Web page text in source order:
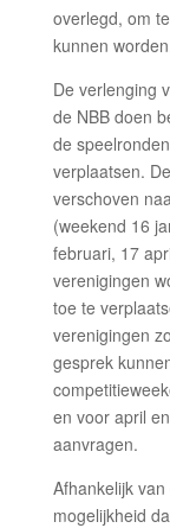
overlegd, om
kunnen
De verlenging
de NBB doen
de
verplaatsen.
verschoven
(weekend 16
februari, 17
verenigingen
toe te
verenigingen
gesprek
en voor april
aanvragen.
Afhankelijk
mogelijkheid